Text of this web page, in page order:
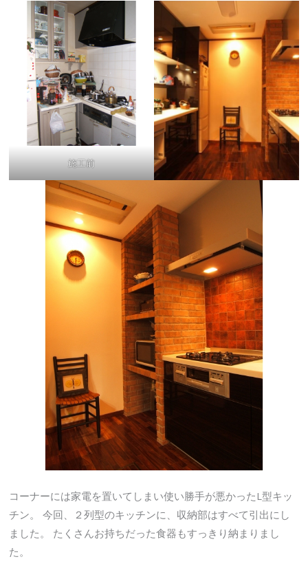
施工前
コーナーには家電を置いてしまい使い勝手が悪かったL型キッ
チン。 今回、２列型のキッチンに、収納部はすべて引出にし
ました。 たくさんお持ちだった食器もすっきり納まりまし
た。